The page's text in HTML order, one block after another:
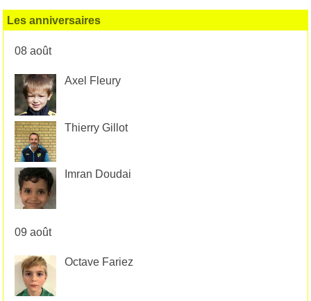
Les anniversaires
08 août
Axel Fleury
Thierry Gillot
Imran Doudai
09 août
Octave Fariez